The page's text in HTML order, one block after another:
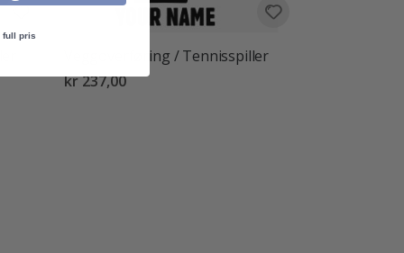
Veggoverføring / Tennisspiller
kr 237,00
full pris